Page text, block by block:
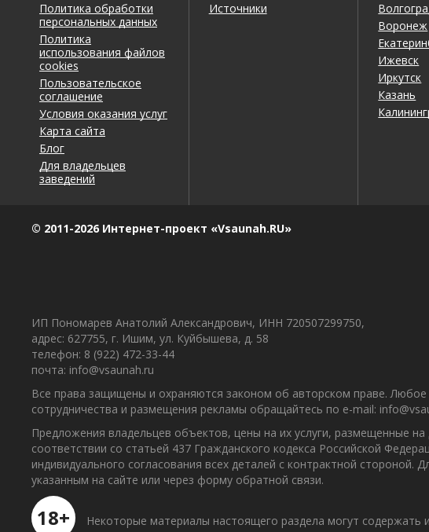
Политика обработки
персональных данных
Политика
использования файлов
cookies
Пользовательское
соглашение
Условия оказания услуг
Карта сайта
Блог
Для владельцев
заведений
Источники
Воронеж
Ижевск
Иркутск
Казань
© 2011-2026 Интернет-проект «Vsaunah.RU»
ИП Пономарев Анатолий Александрович, ИНН 720507299750,
адрес: 627755, г. Ишим, ул. Куйбышева, д. 58
телефон: 8 (922) 472-33-44
почта: info@vsaunah.ru
Все права защищены и охраняются законом об авторском праве.
сотрудничества и размещения рекламы обращайтесь по e-mail:
Предложения владельцев объектов, цены на их услуги, размещенные
соответствии со статьей 437 Гражданского кодекса Российской
индивидуального согласования всех деталей с контрактной
указанным на сайте или через форму обратной связи.
18+ Некоторые материалы настоящего раздела могут